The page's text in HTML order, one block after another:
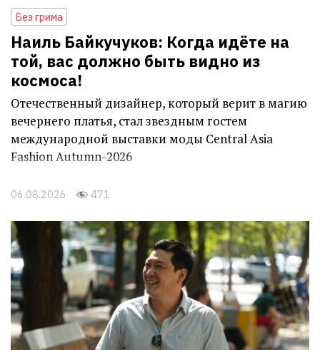
Без грима
Наиль Байкучуков: Когда идёте на
той, вас должно быть видно из
космоса!
Отечественный дизайнер, который верит в магию
вечернего платья, стал звездным гостем
международной выставки моды Central Asia
Fashion Autumn-2026
06.08.2026 471